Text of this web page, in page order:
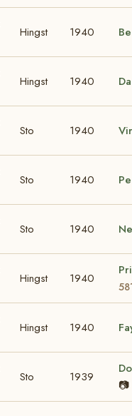
Hingst 1940
Hingst 1940
Sto 1940
Sto 1940
Sto 1940
Hingst 1940
Hingst 1940
Sto 1939
📷